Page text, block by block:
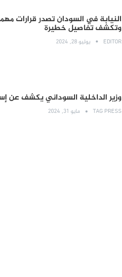
النيابة في السودان تصدر قرارات
وتكشف تفاصيل خطيرة
EDITOR يوليو 28, 2024
وزير الداخلية السوداني يكشف عن
TAG PRESS مايو 31, 2024